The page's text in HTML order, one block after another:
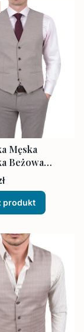
Męska
Beżowa
produkt